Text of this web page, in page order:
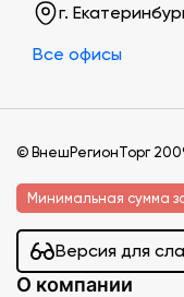
г.
Все офисы
© ВнешРегионТорг
Минимальная сумма
Версия для
О компании